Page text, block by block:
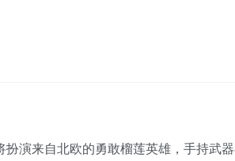
演来自北欧的勇敢榴莲英雄，手持武